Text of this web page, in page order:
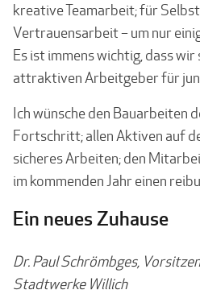
kreative Teamarbeit; für
Vertrauens­arbeit – um nur
Es ist immens wichtig, dass wir
attraktiven Arbeitgeber für
Ich wünsche den Bauarbeiten
Fortschritt; allen Aktiven auf
sicheres Arbeiten; den
im kommenden Jahr einen
Ein neues Zuhause
Dr. Paul Schrömbges,
Stadtwerke Willich